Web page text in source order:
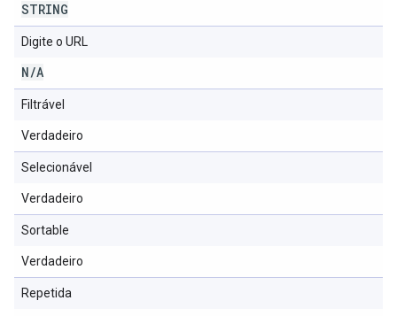
STRING
Digite o URL
N/A
Filtrável
Verdadeiro
Selecionável
Verdadeiro
Sortable
Verdadeiro
Repetida